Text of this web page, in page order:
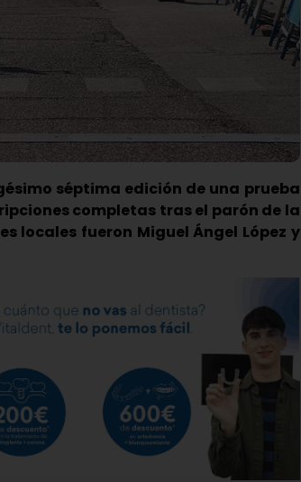
séptima edición de una prueba
completas tras el parón de la
locales fueron Miguel Ángel López y